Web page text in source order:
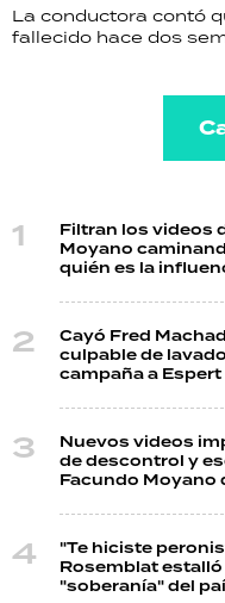
La conductora contó
fallecido hace dos
Filtran los videos
Moyano
quién es la
Cayó Fred
culpable de
campaña a Espert
Nuevos videos
de descontrol y
Facundo Moyano
"Te hiciste
Rosemblat
"soberanía" del